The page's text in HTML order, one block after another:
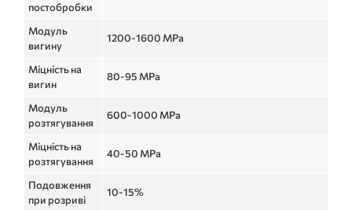
постобробки
Модуль
вигину
1200-1600 MPa
Міцність на
вигин
80-95 MPa
Модуль
розтягування
600-1000 MPa
Міцність на
розтягування
40-50 MPa
Подовження
при розриві
10-15%